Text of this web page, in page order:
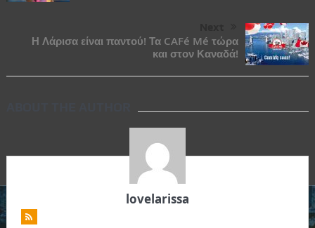
Η Λάρισα είναι παντού! Τα CAFé Mé τώρα
και στον Καναδά!
lovelarissa